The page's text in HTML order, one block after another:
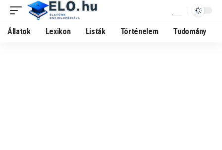
Állatok Lexikon Listák Történelem Tudomány